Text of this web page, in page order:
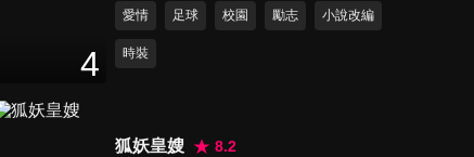
4
愛情 足球 校園 勵志 小說改編
時裝
狐妖皇嫂
8.2